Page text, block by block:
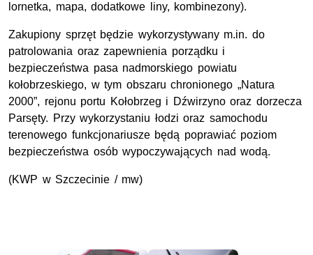
lornetka, mapa, dodatkowe liny, kombinezony).
Zakupiony sprzęt będzie wykorzystywany m.in. do
patrolowania oraz zapewnienia porządku i
bezpieczeństwa pasa nadmorskiego powiatu
kołobrzeskiego, w tym obszaru chronionego „Natura
2000”, rejonu portu Kołobrzeg i Dźwirzyno oraz dorzecza
Parsęty. Przy wykorzystaniu łodzi oraz samochodu
terenowego funkcjonariusze będą poprawiać poziom
bezpieczeństwa osób wypoczywających nad wodą.
(KWP w Szczecinie / mw)